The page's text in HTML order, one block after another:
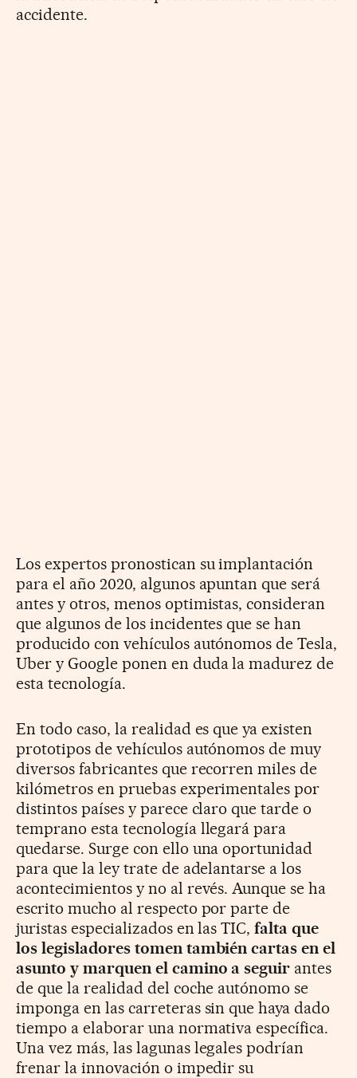
accidente.
Los expertos pronostican su implantación
para el año 2020, algunos apuntan que será
antes y otros, menos optimistas, consideran
que algunos de los incidentes que se han
producido con vehículos autónomos de Tesla,
Uber y Google ponen en duda la madurez de
esta tecnología.
En todo caso, la realidad es que ya existen
prototipos de vehículos autónomos de muy
diversos fabricantes que recorren miles de
kilómetros en pruebas experimentales por
distintos países y parece claro que tarde o
temprano esta tecnología llegará para
quedarse. Surge con ello una oportunidad
para que la ley trate de adelantarse a los
acontecimientos y no al revés. Aunque se ha
escrito mucho al respecto por parte de
juristas especializados en las TIC,falta que
los legisladores tomen también cartas en el
asunto y marquen el camino a seguir antes
de que la realidad del coche autónomo se
imponga en las carreteras sin que haya dado
tiempo a elaborar una normativa específica.
Una vez más, las lagunas legales podrían
frenar la innovación o impedir su